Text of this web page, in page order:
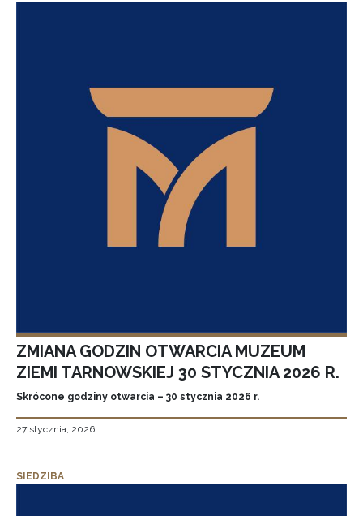
ZMIANA GODZIN OTWARCIA MUZEUM
ZIEMI TARNOWSKIEJ 30 STYCZNIA 2026 R.
Skrócone godziny otwarcia – 30 stycznia 2026 r.
27 stycznia, 2026
SIEDZIBA